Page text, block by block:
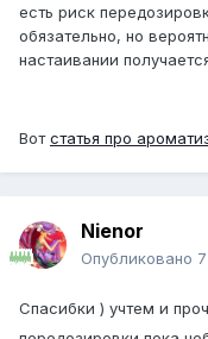
есть риск
обязательно, но
настаивании
Вотстатья про
Nienor
Опубликовано
Спасибки ) учтем и